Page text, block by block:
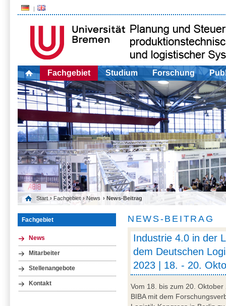
Fachgebiet Studium Forschung
Start › Fachgebiet › News › News-Beitrag
Fachgebiet
News
Mitarbeiter
Stellenangebote
Kontakt
NEWS-BEITRAG
Industrie 4.0 in der
dem Deutschen
2023 | 18. - 20.
Vom 18. bis zum 20.
BIBA mit dem